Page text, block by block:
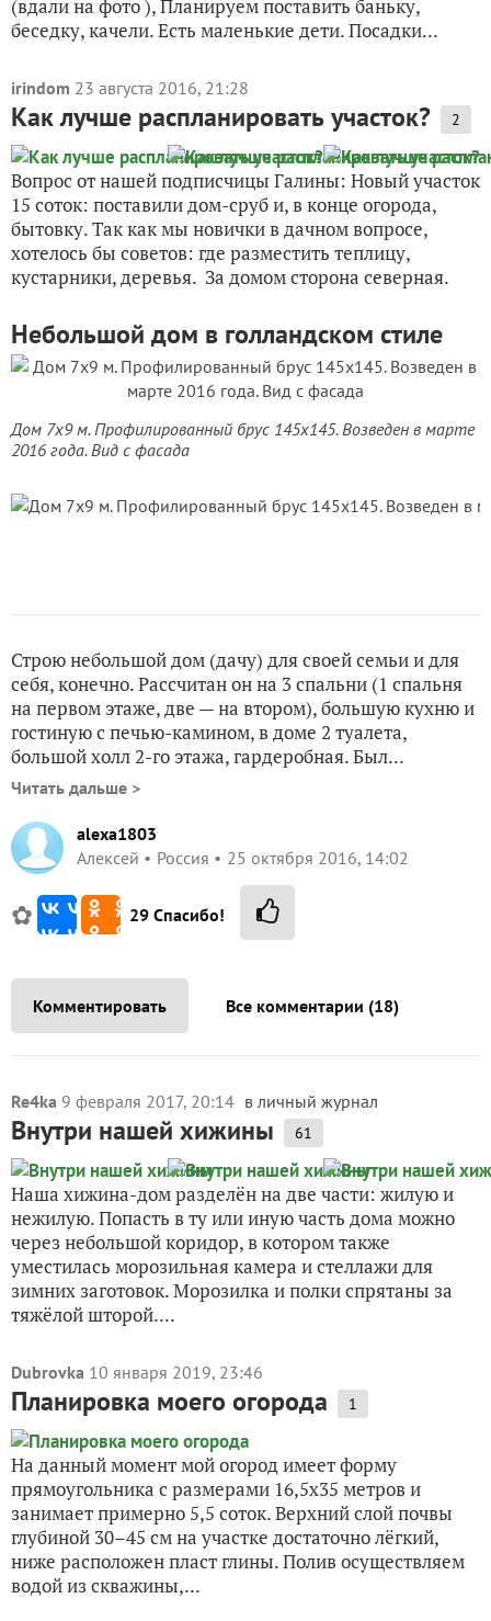
(вдали на фото ), Планируем поставить баньку,
беседку, качели. Есть маленькие дети. Посадки...
irindom 23 августа 2016, 21:28
Как лучше распланировать участок? 2
Вопрос от нашей подписчицы Галины: Новый участок
15 соток: поставили дом-сруб и, в конце огорода,
бытовку. Так как мы новички в дачном вопросе,
хотелось бы советов: где разместить теплицу,
кустарники, деревья. За домом сторона северная.
Небольшой дом в голландском стиле
Дом 7х9 м. Профилированный брус 145х145. Возведен в марте
2016 года. Вид с фасада
Строю небольшой дом (дачу) для своей семьи и для
себя, конечно. Рассчитан он на 3 спальни (1 спальня
на первом этаже, две — на втором), большую кухню и
гостиную с печью-камином, в доме 2 туалета,
большой холл 2-го этажа, гардеробная. Был...
Читать дальше >
alexa1803
Алексей
Россия 25 октября 2016, 14:02
✿ 29 Спасибо!
Комментировать Все комментарии (18)
Re4ka 9 февраля 2017, 20:14 в личный журнал
Внутри нашей хижины 61
Наша хижина-дом разделён на две части: жилую и
нежилую. Попасть в ту или иную часть дома можно
через небольшой коридор, в котором также
уместилась морозильная камера и стеллажи для
зимних заготовок. Морозилка и полки спрятаны за
тяжёлой шторой....
Dubrovka 10 января 2019, 23:46
Планировка моего огорода 1
На данный момент мой огород имеет форму
прямоугольника с размерами 16,5х35 метров и
занимает примерно 5,5 соток. Верхний слой почвы
глубиной 30–45 см на участке достаточно лёгкий,
ниже расположен пласт глины. Полив осуществляем
водой из скважины,...